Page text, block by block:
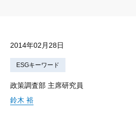
2014年02月28日
ESGキーワード
政策調査部 主席研究員
鈴木 裕